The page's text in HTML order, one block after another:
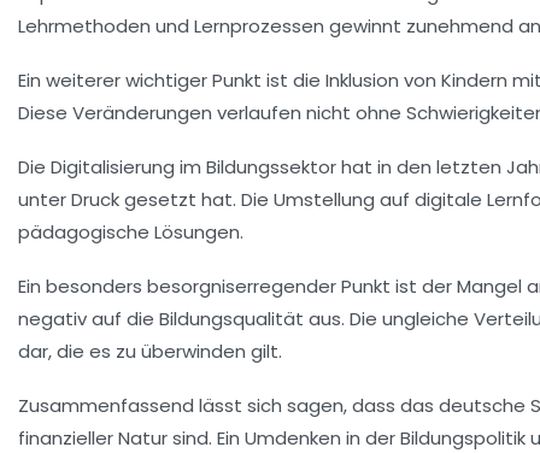
Lehrmethoden und Lernprozessen gewinnt zunehmend
Ein weiterer wichtiger Punkt ist die Inklusion von Kindern
Diese Veränderungen verlaufen nicht ohne
Die Digitalisierung im Bildungssektor hat in den letzten
unter Druck gesetzt hat. Die Umstellung auf digitale
pädagogische Lösungen.
Ein besonders besorgniserregender Punkt ist derMangel
negativ auf die Bildungsqualität aus. Die ungleiche
dar, die es zu überwinden gilt.
Zusammenfassend lässt sich sagen, dass das deutsche
finanzieller Natur sind. Ein Umdenken in derBildungspolitik